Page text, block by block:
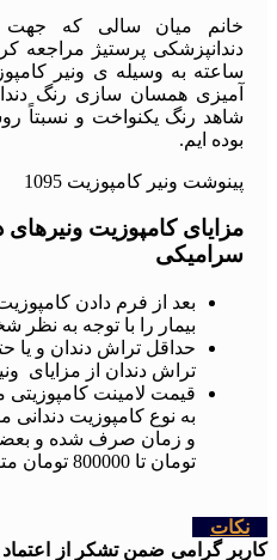
خانم میان سالی که جهت
دندانپزشکی پرستیژ مراجعه
ساعته به وسیله ی ونیر
آمیزی همسان سازی رنگ
شاهد رنگ یکنواخت و نسبتاً
بوده ایم.
پینوشت ونیر کامپوزیت 1095
مزایای کامپوزیت ونیرهای
سرامیکی
بعد از فرم دادن
بیمار را با توجه به نظر
حداقل تراش دندان و یا
تراش دندان از مزایای
قیمت لامینت کامپوزیتی
به نوع کامپوزیت دندانی
تومان تا 800000 تومان متفاوت است.
نکات
کاربر گرامی ضمن تشکر از